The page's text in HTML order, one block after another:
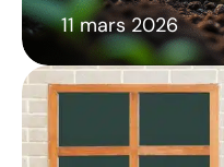
11 mars 2026